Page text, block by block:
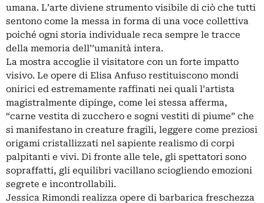
umana. L’arte diviene strumento visibile di ciò che tutti
sentono come la messa in forma di una voce collettiva
poiché ogni storia individuale reca sempre le tracce
della memoria dell’’umanità intera.
La mostra accoglie il visitatore con un forte impatto
visivo. Le opere di Elisa Anfuso restituiscono mondi
onirici ed estremamente raffinati nei quali l’artista
magistralmente dipinge, come lei stessa afferma,
“carne vestita di zucchero e sogni vestiti di piume” che
si manifestano in creature fragili, leggere come preziosi
origami cristallizzati nel sapiente realismo di corpi
palpitanti e vivi. Di fronte alle tele, gli spettatori sono
sopraffatti, gli equilibri vacillano sciogliendo emozioni
segrete e incontrollabili.
Jessica Rimondi realizza opere di barbarica freschezza